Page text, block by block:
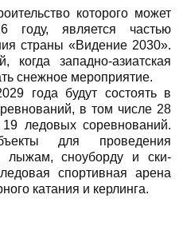
которого может
году, является частью
страны «Видение 2030».
когда западно-азиатская
снежное мероприятие.
года будут состоять в
в том числе 28
ледовых соревнований.
для проведения
лыжам, сноуборду и ски-
спортивная арена
катания и керлинга.